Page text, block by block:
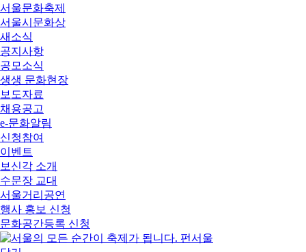
서울문화축제
서울시문화상
새소식
공지사항
공모소식
생생 문화현장
보도자료
채용공고
e-문화알림
신청참여
이벤트
보신각 소개
수문장 교대
서울거리공연
행사 홍보 신청
문화공간등록 신청